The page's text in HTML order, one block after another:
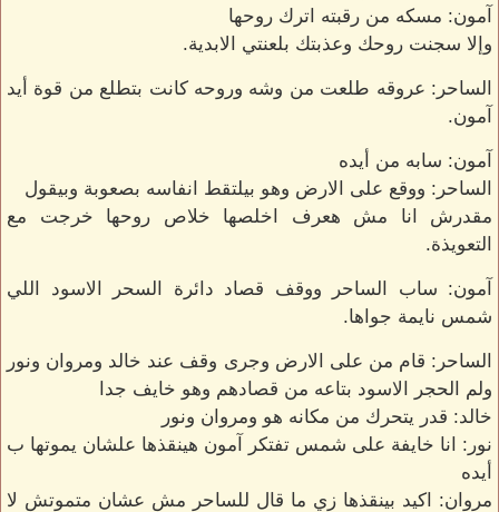
آمون: مسكه من رقبته اترك روحها
وإلا سجنت روحك وعذبتك بلعنتي الابدية.
الساحر: عروقه طلعت من وشه وروحه كانت بتطلع من قوة أيد
آمون.
آمون: سابه من أيده
الساحر: ووقع على الارض وهو بيلتقط انفاسه بصعوبة وبيقول
مقدرش انا مش هعرف اخلصها خلاص روحها خرجت مع
التعويذة.
آمون: ساب الساحر ووقف قصاد دائرة السحر الاسود اللي
شمس نايمة جواها.
الساحر: قام من على الارض وجرى وقف عند خالد ومروان ونور
ولم الحجر الاسود بتاعه من قصادهم وهو خايف جدا
خالد: قدر يتحرك من مكانه هو ومروان ونور
نور: انا خايفة على شمس تفتكر آمون هينقذها علشان يموتها ب
أيده
مروان: اكيد بينقذها زي ما قال للساحر مش عشان متموتش لا